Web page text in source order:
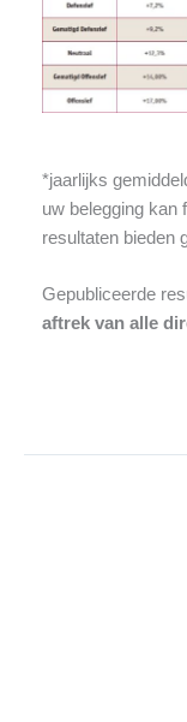
*jaarlijks
uw belegging kan
resultaten bieden
Gepubliceerde
aftrek van alle